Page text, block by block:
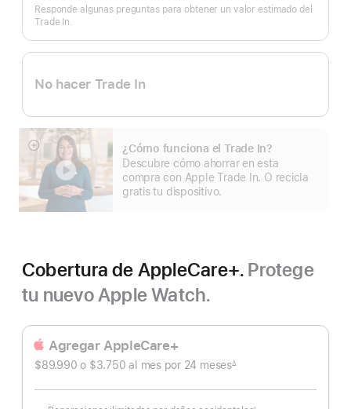
página
In.Responde algunas preguntas para obtener un valor estimado del
Trade In.
No hacer Trade In
¿Cómo funciona el Trade In?
Descubre cómo ahorrar en esta
compra con Apple Trade In. O recicla
gratis tu dispositivo.
Mostrar
más
Cobertura de AppleCare+. Protege
tu nuevo Apple Watch.
Agregar AppleCare+
$89.990 o $3.750 al mes Al
por 24 mesesmeses
pie
∆